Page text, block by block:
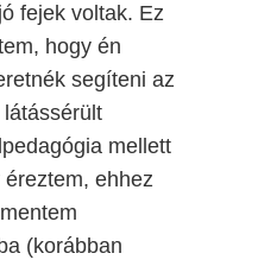
fejek voltak. Ez
hogy én
segíteni az
mellett
ehhez
(korábban